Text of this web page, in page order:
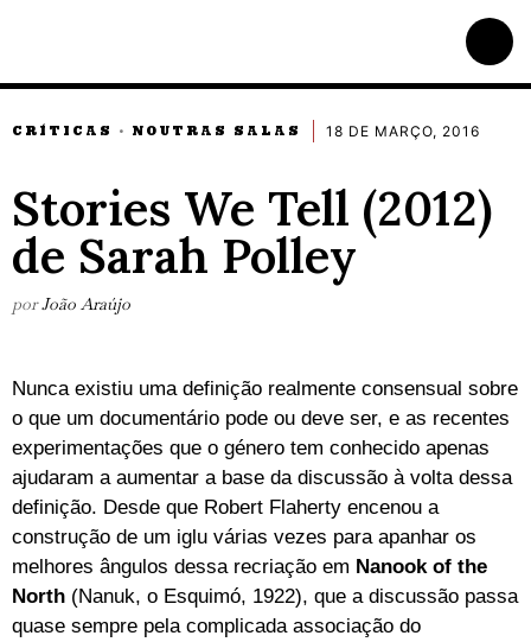
CRÍTICAS · NOUTRAS SALAS 18 DE MARÇO, 2016
Stories We Tell (2012)
de Sarah Polley
porJoão Araújo
Nunca existiu uma definição realmente consensual sobre
o que um documentário pode ou deve ser, e as recentes
experimentações que o género tem conhecido apenas
ajudaram a aumentar a base da discussão à volta dessa
definição. Desde que Robert Flaherty encenou a
construção de um iglu várias vezes para apanhar os
melhores ângulos dessa recriação em Nanook of the
North (Nanuk, o Esquimó, 1922), que a discussão passa
quase sempre pela complicada associação do